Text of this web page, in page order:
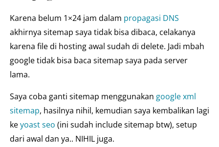
Karena belum 1×24 jam dalam propagasi DNS
akhirnya sitemap saya tidak bisa dibaca, celakanya
karena file di hosting awal sudah di delete. Jadi mbah
google tidak bisa baca sitemap saya pada server
lama.
Saya coba ganti sitemap menggunakan google xml
sitemap, hasilnya nihil, kemudian saya kembalikan lagi
keyoast seo (ini sudah include sitemap btw), setup
dari awal dan ya.. NIHIL juga.